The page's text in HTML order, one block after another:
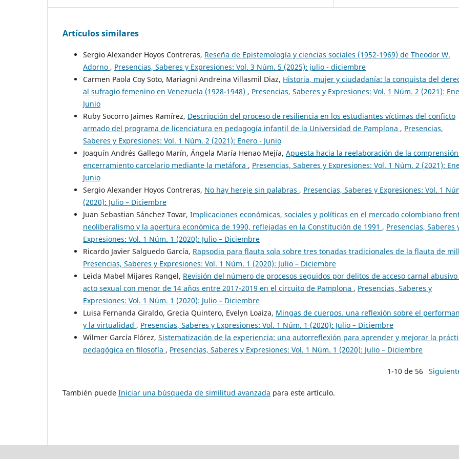
Artículos similares
Sergio Alexander Hoyos Contreras, Reseña de Epistemología y ciencias sociales (1952-1969) de Theodor W.
Adorno , Presencias, Saberes y Expresiones: Vol. 3 Núm. 5 (2025): julio - diciembre
Carmen Paola Coy Soto, Mariagni Andreina Villasmil Diaz, Historia, mujer y ciudadanía: la conquista del
al sufragio femenino en Venezuela (1928-1948) , Presencias, Saberes y Expresiones: Vol. 1 Núm. 2 (2021):
Junio
Ruby Socorro Jaimes Ramírez, Descripción del proceso de resiliencia en los estudiantes víctimas del conficto
armado del programa de licenciatura en pedagogía infantil de la Universidad de Pamplona , Presencias,
Saberes y Expresiones: Vol. 1 Núm. 2 (2021): Enero - Junio
Joaquín Andrés Gallego Marín, Ángela María Henao Mejía, Apuesta hacia la reelaboración de la
encerramiento carcelario mediante la metáfora , Presencias, Saberes y Expresiones: Vol. 1 Núm. 2 (2021):
Junio
Sergio Alexander Hoyos Contreras, No hay hereje sin palabras , Presencias, Saberes y Expresiones: Vol. 1
(2020): Julio – Diciembre
Juan Sebastian Sánchez Tovar, Implicaciones económicas, sociales y políticas en el mercado colombiano
neoliberalismo y la apertura económica de 1990, reflejadas en la Constitución de 1991 , Presencias, Saberes
Expresiones: Vol. 1 Núm. 1 (2020): Julio – Diciembre
Ricardo Javier Salguedo García, Rapsodia para flauta sola sobre tres tonadas tradicionales de la flauta de
Presencias, Saberes y Expresiones: Vol. 1 Núm. 1 (2020): Julio – Diciembre
Leida Mabel Mijares Rangel, Revisión del número de procesos seguidos por delitos de acceso carnal abusivo
acto sexual con menor de 14 años entre 2017-2019 en el circuito de Pamplona , Presencias, Saberes y
Expresiones: Vol. 1 Núm. 1 (2020): Julio – Diciembre
Luisa Fernanda Giraldo, Grecia Quintero, Evelyn Loaiza, Mingas de cuerpos. una reflexión sobre el
y la virtualidad , Presencias, Saberes y Expresiones: Vol. 1 Núm. 1 (2020): Julio – Diciembre
Wilmer García Flórez, Sistematización de la experiencia: una autorreflexión para aprender y mejorar la
pedagógica en filosofía , Presencias, Saberes y Expresiones: Vol. 1 Núm. 1 (2020): Julio – Diciembre
1-10 de 56
También puede Iniciar una búsqueda de similitud avanzada para este artículo.